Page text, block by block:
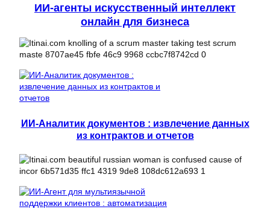
ИИ-агенты искусственный интеллект
онлайн для бизнеса
ИИ-Аналитик документов : извлечение данных
из контрактов и отчетов